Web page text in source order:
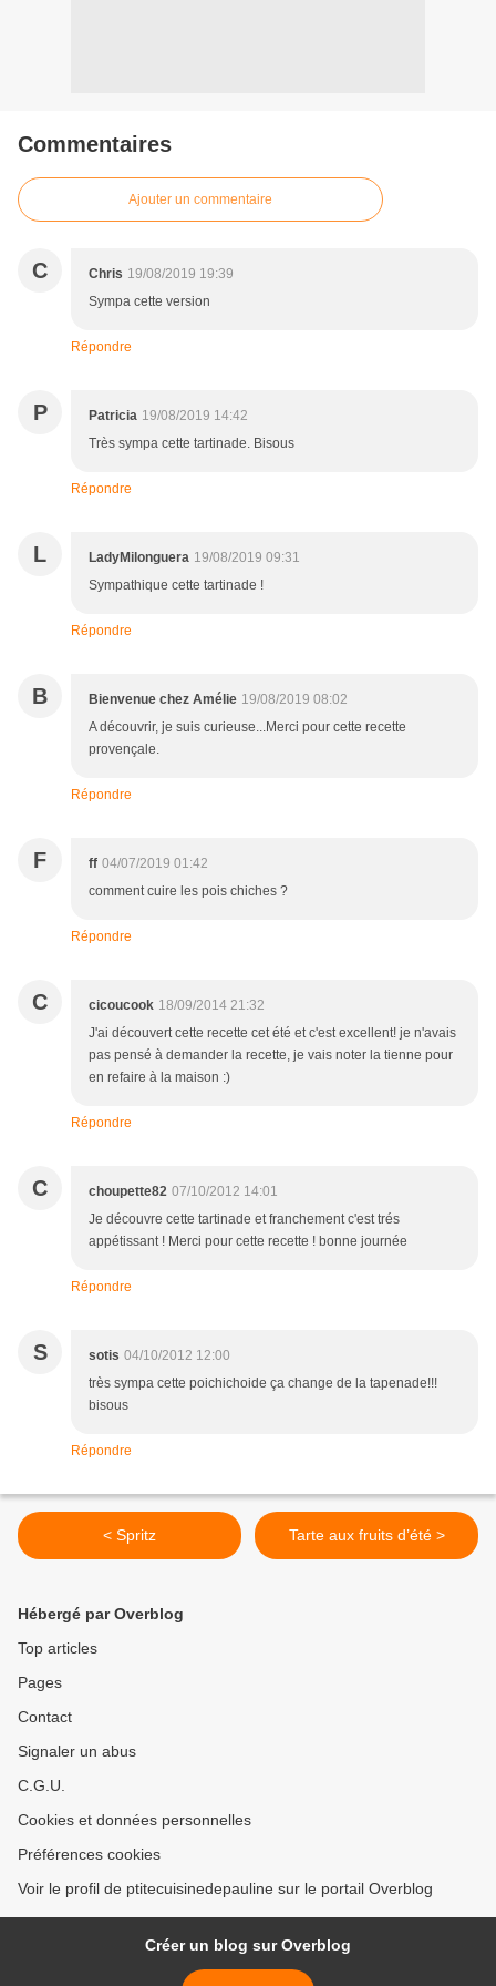
Commentaires
Ajouter un commentaire
C Chris 19/08/2019 19:39
Sympa cette version
Répondre
P Patricia 19/08/2019 14:42
Très sympa cette tartinade. Bisous
Répondre
L LadyMilonguera 19/08/2019 09:31
Sympathique cette tartinade !
Répondre
B Bienvenue chez Amélie 19/08/2019 08:02
A découvrir, je suis curieuse...Merci pour cette recette
provençale.
Répondre
F ff 04/07/2019 01:42
comment cuire les pois chiches ?
Répondre
C cicoucook 18/09/2014 21:32
J'ai découvert cette recette cet été et c'est excellent! je n'avais
pas pensé à demander la recette, je vais noter la tienne pour
en refaire à la maison :)
Répondre
C choupette82 07/10/2012 14:01
Je découvre cette tartinade et franchement c'est trés
appétissant ! Merci pour cette recette ! bonne journée
Répondre
S sotis 04/10/2012 12:00
très sympa cette poichichoide ça change de la tapenade!!!
bisous
Répondre
< Spritz Tarte aux fruits d’été >
Hébergé par Overblog
Top articles
Pages
Contact
Signaler un abus
C.G.U.
Cookies et données personnelles
Préférences cookies
Voir le profil de ptitecuisinedepauline sur le portail Overblog
Créer un blog sur Overblog